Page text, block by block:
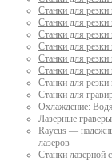
Станки для
Станки для резки
Станки для резки
Станки для резки
Станки для резки
Станки для
Станки для резки
Станки для
Охлаждение:
Лазерные
Raycus —
лазеров
Cтанки лазерной